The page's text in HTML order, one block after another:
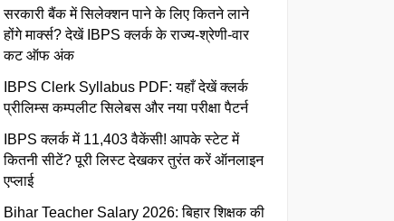
सरकारी बैंक में सिलेक्शन पाने के लिए कितने लाने
होंगे मार्क्स? देखें IBPS क्लर्क के राज्य-श्रेणी-वार
कट ऑफ अंक
IBPS Clerk Syllabus PDF: यहाँ देखें क्लर्क
प्रीलिम्स कम्पलीट सिलेबस और नया परीक्षा पैटर्न
IBPS क्लर्क में 11,403 वैकेंसी! आपके स्टेट में
कितनी सीटें? पूरी लिस्ट देखकर तुरंत करें ऑनलाइन
एप्लाई
Bihar Teacher Salary 2026: बिहार शिक्षक की